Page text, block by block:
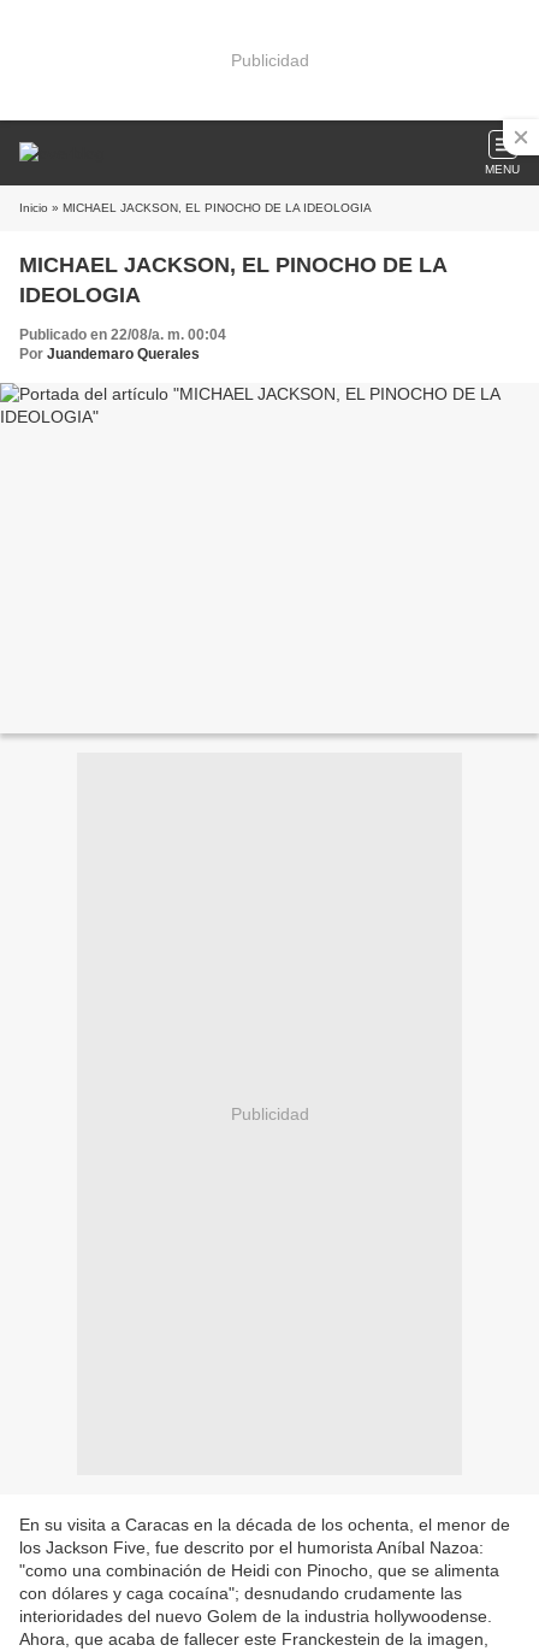
Publicidad
MENU
Inicio » MICHAEL JACKSON, EL PINOCHO DE LA IDEOLOGIA
MICHAEL JACKSON, EL PINOCHO DE LA
IDEOLOGIA
Publicado en 22/08/a. m. 00:04
Por Juandemaro Querales
Publicidad
En su visita a Caracas en la década de los ochenta, el menor de
los Jackson Five, fue descrito por el humorista Aníbal Nazoa:
"como una combinación de Heidi con Pinocho, que se alimenta
con dólares y caga cocaína"; desnudando crudamente las
interioridades del nuevo Golem de la industria hollywoodense.
Ahora, que acaba de fallecer este Franckestein de la imagen,